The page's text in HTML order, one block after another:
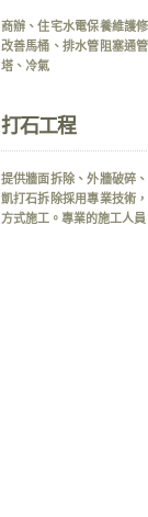
商辦、住宅水電保養維護
改善馬桶、排水管阻塞通
塔、冷氣
打石工程
提供牆面拆除、外牆破碎
凱打石拆除採用專業技術
方式施工。專業的施工人